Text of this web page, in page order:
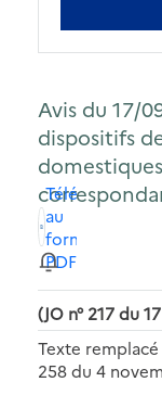
Avis du 17/
dispositifs
Télécharger
au
format
PDF
(JO n° 217 du
Texte
258 du 4